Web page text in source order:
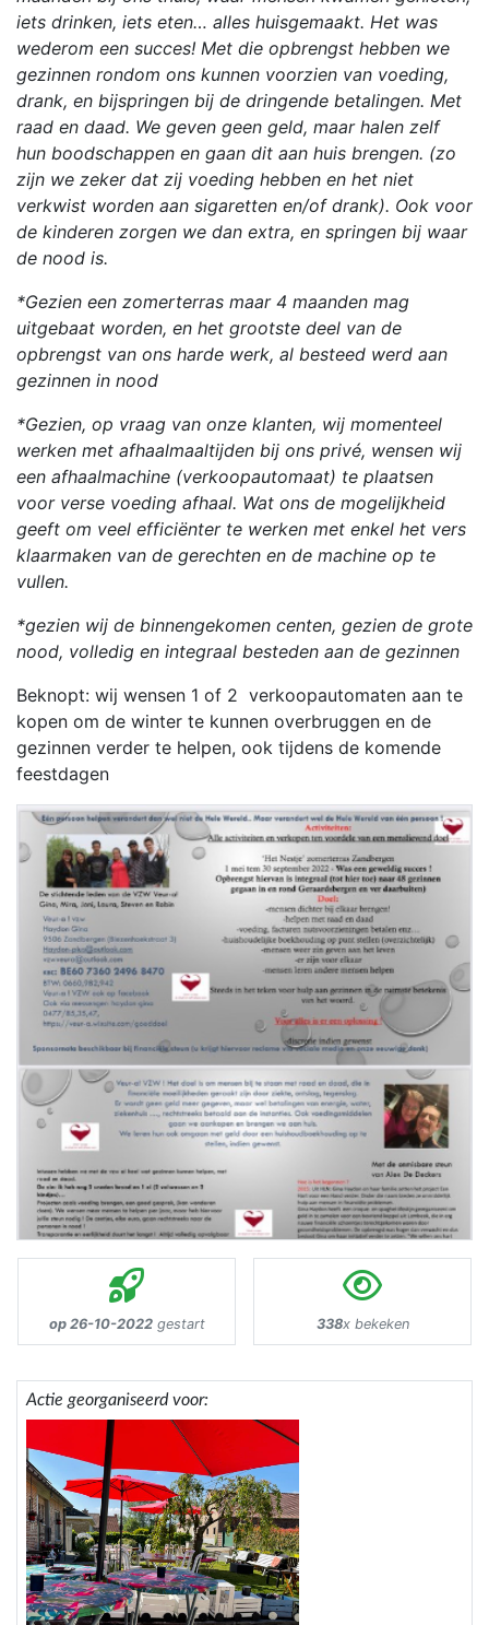
iets drinken, iets eten… alles huisgemaakt. Het was
wederom een succes! Met die opbrengst hebben we
gezinnen rondom ons kunnen voorzien van voeding,
drank, en bijspringen bij de dringende betalingen. Met
raad en daad. We geven geen geld, maar halen zelf
hun boodschappen en gaan dit aan huis brengen. (zo
zijn we zeker dat zij voeding hebben en het niet
verkwist worden aan sigaretten en/of drank). Ook voor
de kinderen zorgen we dan extra, en springen bij waar
de nood is.
*Gezien een zomerterras maar 4 maanden mag
uitgebaat worden, en het grootste deel van de
opbrengst van ons harde werk, al besteed werd aan
gezinnen in nood
*Gezien, op vraag van onze klanten, wij momenteel
werken met afhaalmaaltijden bij ons privé, wensen wij
een afhaalmachine (verkoopautomaat) te plaatsen
voor verse voeding afhaal. Wat ons de mogelijkheid
geeft om veel efficiënter te werken met enkel het vers
klaarmaken van de gerechten en de machine op te
vullen.
*gezien wij de binnengekomen centen, gezien de grote
nood, volledig en integraal besteden aan de gezinnen
Beknopt: wij wensen 1 of 2 verkoopautomaten aan te
kopen om de winter te kunnen overbruggen en de
gezinnen verder te helpen, ook tijdens de komende
feestdagen
op 26-10-2022gestart 338x bekeken
Actie georganiseerd voor: